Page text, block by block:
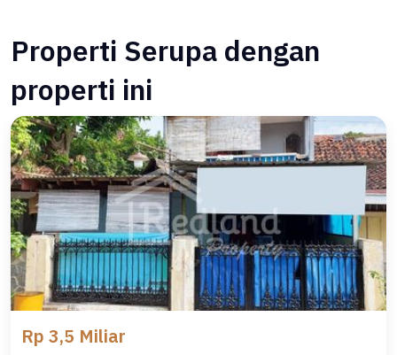
Properti Serupa dengan
properti ini
Rp 3,5 Miliar